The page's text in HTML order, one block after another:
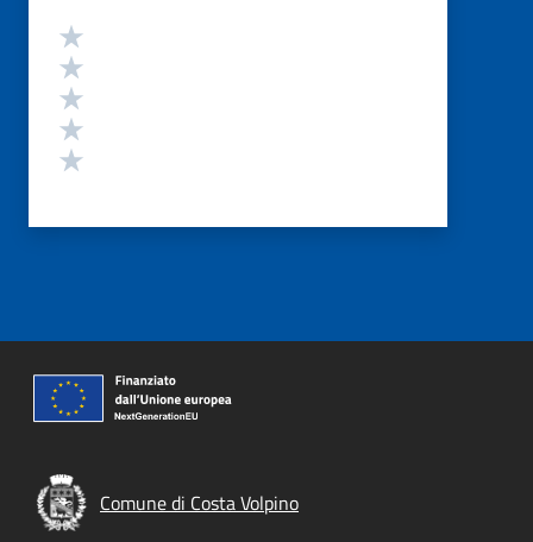
Valutazione
Comune di Costa Volpino